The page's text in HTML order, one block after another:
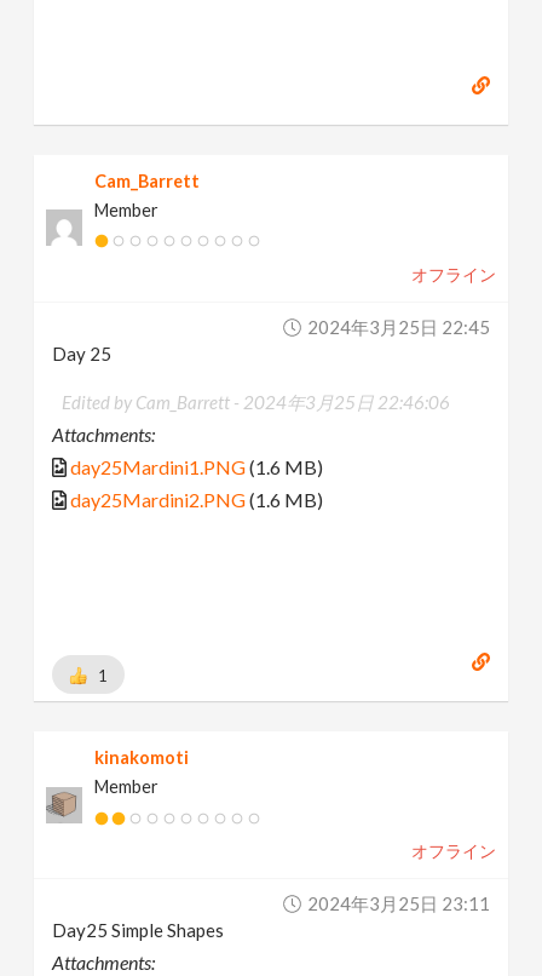
Cam_Barrett
Member
オフライン
2024年3月25日 22:45
Day 25
Edited by Cam_Barrett - 2024年3月25日 22:46:06
Attachments:
day25Mardini1.PNG(1.6 MB)
day25Mardini2.PNG(1.6 MB)
1
kinakomoti
Member
オフライン
2024年3月25日 23:11
Day25 Simple Shapes
Attachments: